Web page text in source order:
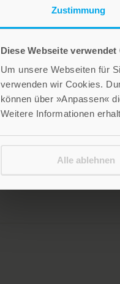
Zustimmung
Diese Webseite verwendet
Um unsere Webseiten für
verwenden wir Cookies.
können über »Anpassen«
Weitere Informationen
Alle ablehnen